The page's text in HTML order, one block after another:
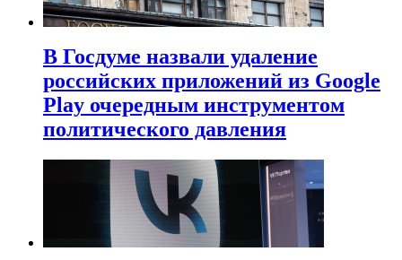
В Госдуме назвали удаление
российских приложений из Google
Play очередным инструментом
политического давления